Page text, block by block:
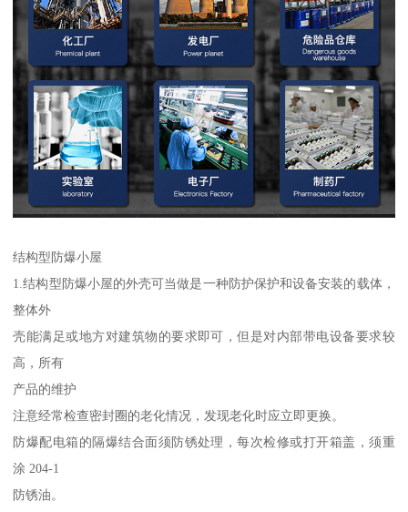
结构型防爆小屋
1.结构型防爆小屋的外壳可当做是一种防护保护和设备安装的载体，
整体外
壳能满足或地方对建筑物的要求即可，但是对内部带电设备要求较
高，所有
产品的维护
注意经常检查密封圈的老化情况，发现老化时应立即更换。
防爆配电箱的隔爆结合面须防锈处理，每次检修或打开箱盖，须重
涂 204-1
防锈油。